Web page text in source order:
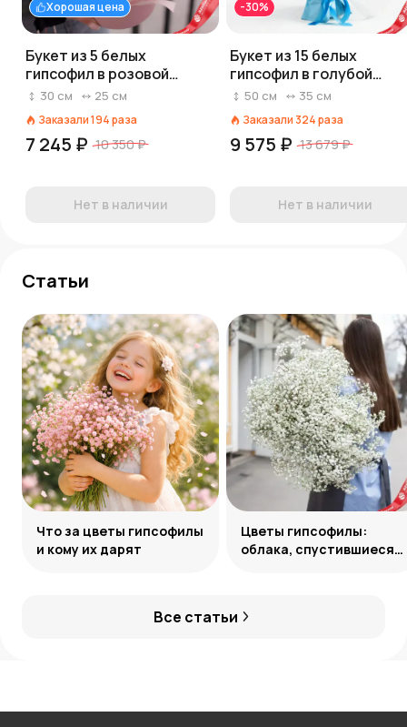
Хорошая цена
Букет из 5 белых
гипсофил в розовой
коробке
30 см 25 см
Заказали194раза
7 245 ₽ 10 350 ₽
Нет в наличии
-30%
Букет из 15 белых
гипсофил в голубой
пленке
50 см 35 см
Заказали 324раза
9 575 ₽ 13 679 ₽
Нет в наличии
Статьи
Все статьи
Что за цветы гипсофилы
и кому их дарят
Цветы гипсофилы:
облака, спустившиеся